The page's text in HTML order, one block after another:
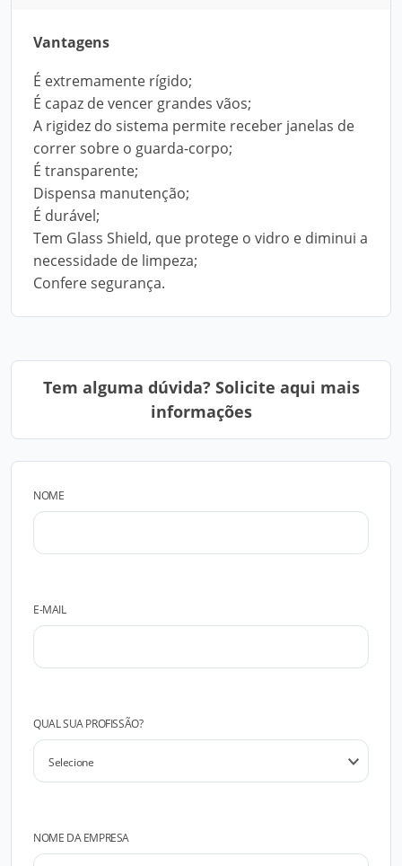
Vantagens
É extremamente rígido;
É capaz de vencer grandes vãos;
A rigidez do sistema permite receber janelas de
correr sobre o guarda-corpo;
É transparente;
Dispensa manutenção;
É durável;
Tem Glass Shield, que protege o vidro e diminui a
necessidade de limpeza;
Confere segurança.
Tem alguma dúvida? Solicite aqui mais
informações
NOME
E-MAIL
QUAL SUA PROFISSÃO?
NOME DA EMPRESA